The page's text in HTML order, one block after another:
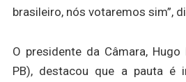
brasileiro, nós votaremos sim”,
O presidente da Câmara, Hugo
PB), destacou que a pauta é